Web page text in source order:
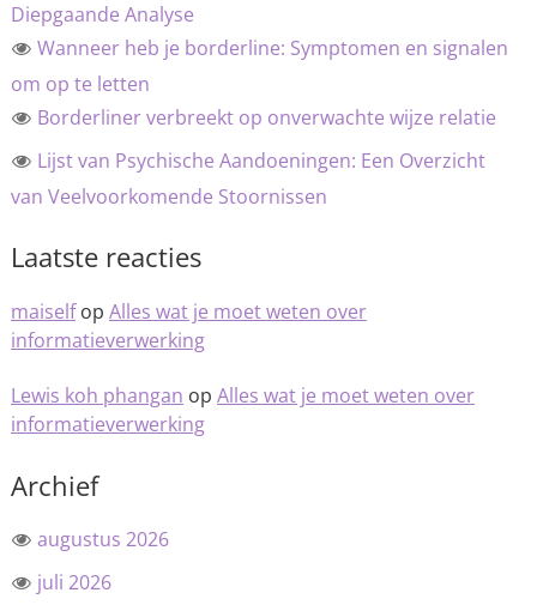
Diepgaande Analyse
Wanneer heb je borderline: Symptomen en signalen
om op te letten
Borderliner verbreekt op onverwachte wijze relatie
Lijst van Psychische Aandoeningen: Een Overzicht
van Veelvoorkomende Stoornissen
Laatste reacties
maiselfop Alles wat je moet weten over
informatieverwerking
Lewis koh phangan op Alles wat je moet weten over
informatieverwerking
Archief
augustus 2026
juli 2026